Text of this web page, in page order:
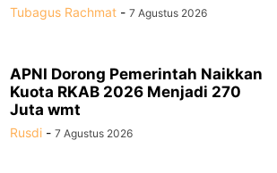
Tubagus Rachmat - 7 Agustus 2026
APNI Dorong Pemerintah Naikkan
Kuota RKAB 2026 Menjadi 270
Juta wmt
Rusdi - 7 Agustus 2026